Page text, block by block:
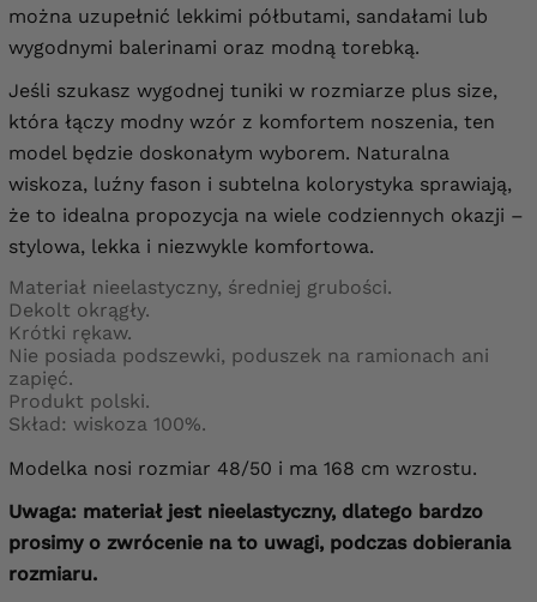
można uzupełnić lekkimi półbutami, sandałami lub
wygodnymi balerinami oraz modną torebką.
Jeśli szukasz wygodnej tuniki w rozmiarze plus size,
która łączy modny wzór z komfortem noszenia, ten
model będzie doskonałym wyborem. Naturalna
wiskoza, luźny fason i subtelna kolorystyka sprawiają,
że to idealna propozycja na wiele codziennych okazji –
stylowa, lekka i niezwykle komfortowa.
Materiał nieelastyczny, średniej grubości.
Dekolt okrągły.
Krótki rękaw.
Nie posiada podszewki, poduszek na ramionach ani
zapięć.
Produkt polski.
Skład: wiskoza 100%.
Modelka nosi rozmiar 48/50 i ma 168 cm wzrostu.
Uwaga: materiał jest nieelastyczny, dlatego bardzo
prosimy o zwrócenie na to uwagi, podczas dobierania
rozmiaru.